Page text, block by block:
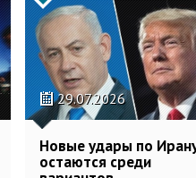
29.07.2026
Новые удары по
остаются среди